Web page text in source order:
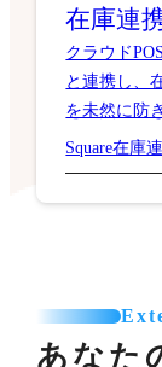
在庫連
クラウド
と連携し、
を未然に防
Square在庫
あなた